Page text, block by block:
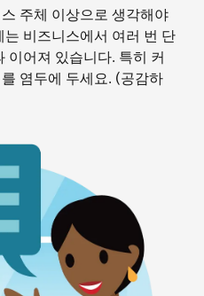
주체 이상으로 생각해야
비즈니스에서 여러 번 단
이어져 있습니다. 특히 커
염두에 두세요. (공감하